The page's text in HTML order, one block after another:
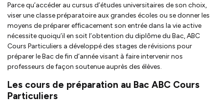
Parce qu’accéder au cursus d’études universitaires de son choix,
viser une classe préparatoire aux grandes écoles ou se donner les
moyens de préparer efficacement son entrée dans la vie active
nécessite quoiqu’il en soit l’obtention du diplôme du Bac, ABC
Cours Particuliers a développé des stages de révisions pour
préparer le Bac de fin d’année visant à faire intervenir nos
professeurs de façon soutenue auprès des élèves.
Les cours de préparation au Bac ABC Cours
Particuliers